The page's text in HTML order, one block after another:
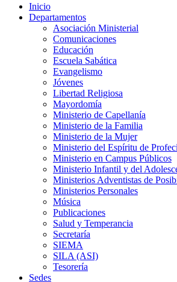
Inicio
Departamentos
Asociación Ministerial
Comunicaciones
Educación
Escuela Sabática
Evangelismo
Jóvenes
Libertad Religiosa
Mayordomía
Ministerio de Capellanía
Ministerio de la Familia
Ministerio de la Mujer
Ministerio del Espíritu de
Ministerio en Campus Públicos
Ministerio Infantil y del
Ministerios Adventistas de
Ministerios Personales
Música
Publicaciones
Salud y Temperancia
Secretaría
SIEMA
SILA (ASI)
Tesorería
Sedes